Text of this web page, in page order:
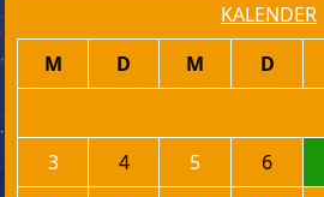
KALENDER
M D M D
3
4 5 6